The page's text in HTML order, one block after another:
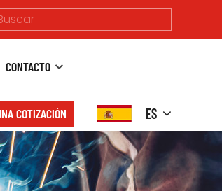
CONTACTO
COTIZACIÓN ES